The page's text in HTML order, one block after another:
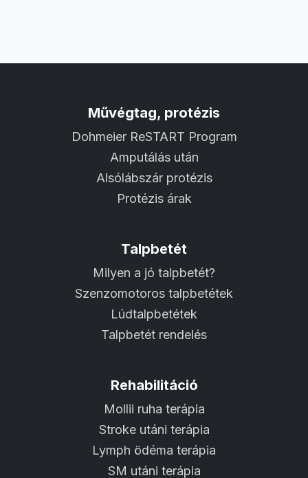
Művégtag, protézis
Dohmeier ReSTART Program
Amputálás után
Alsólábszár protézis
Protézis árak
Talpbetét
Milyen a jó talpbetét?
Szenzomotoros talpbetétek
Lúdtalpbetétek
Talpbetét rendelés
Rehabilitáció
Mollii ruha terápia
Stroke utáni terápia
Lymph ödéma terápia
SM utáni terápia